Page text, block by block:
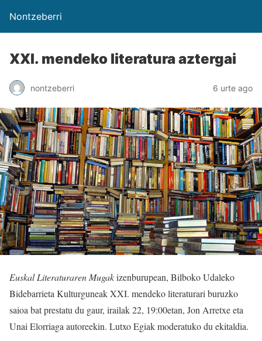
Nontzeberri
XXI. mendeko literatura aztergai
nontzeberri 6 urte ago
Euskal Literaturaren Mugakizenburupean, Bilboko Udaleko
Bidebarrieta Kulturguneak XXI. mendeko literaturari buruzko
saioa bat prestatu du gaur, irailak 22, 19:00etan, Jon Arretxe eta
Unai Elorriaga autoreekin. Lutxo Egiak moderatuko du ekitaldia.